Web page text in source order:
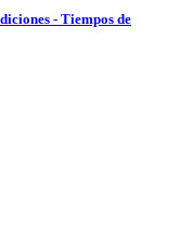
- Tiempos de